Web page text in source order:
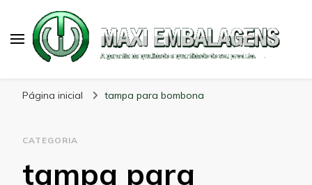
Página inicial tampa para bombona
CATEGORIA
tampa para